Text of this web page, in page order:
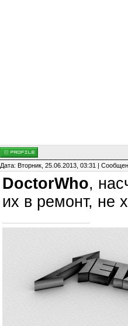
Дата: Вторник, 25.06.2013, 03:31 |
DoctorWho,
их в ремонт, не